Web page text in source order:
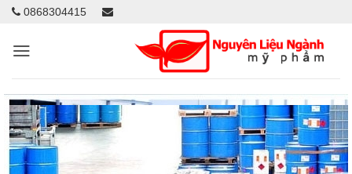
0868304415